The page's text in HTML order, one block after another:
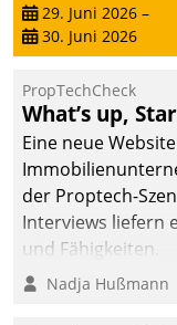
29. Juni 2026 –
30. Juni 2026
PropTechCheck
What’s up,
Eine neue
der Proptech-
Interviews liefern
und Fähigkeiten.
Nadja Hußmann